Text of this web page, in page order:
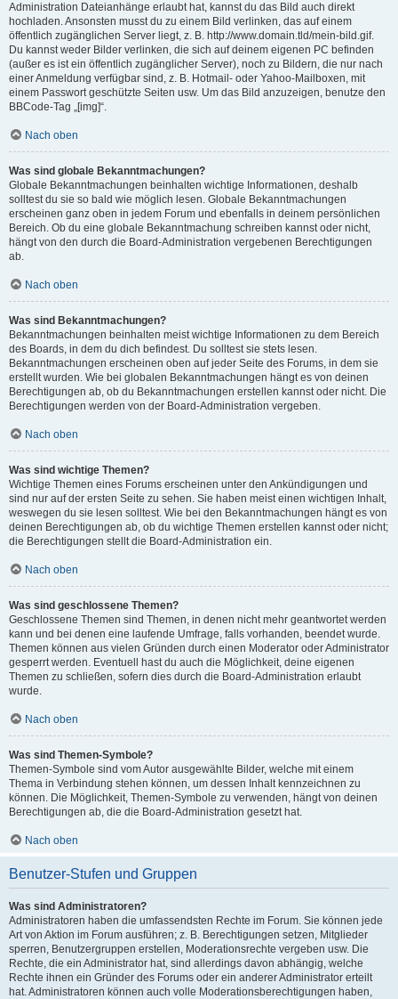
Administration Dateianhänge erlaubt hat, kannst du das Bild auch direkt
hochladen. Ansonsten musst du zu einem Bild verlinken, das auf einem
öffentlich zugänglichen Server liegt, z. B. http://www.domain.tld/mein-bild.gif.
Du kannst weder Bilder verlinken, die sich auf deinem eigenen PC befinden
(außer es ist ein öffentlich zugänglicher Server), noch zu Bildern, die nur nach
einer Anmeldung verfügbar sind, z. B. Hotmail- oder Yahoo-Mailboxen, mit
einem Passwort geschützte Seiten usw. Um das Bild anzuzeigen, benutze den
BBCode-Tag „[img]“.
Nach oben
Was sind globale Bekanntmachungen?
Globale Bekanntmachungen beinhalten wichtige Informationen, deshalb
solltest du sie so bald wie möglich lesen. Globale Bekanntmachungen
erscheinen ganz oben in jedem Forum und ebenfalls in deinem persönlichen
Bereich. Ob du eine globale Bekanntmachung schreiben kannst oder nicht,
hängt von den durch die Board-Administration vergebenen Berechtigungen
ab.
Nach oben
Was sind Bekanntmachungen?
Bekanntmachungen beinhalten meist wichtige Informationen zu dem Bereich
des Boards, in dem du dich befindest. Du solltest sie stets lesen.
Bekanntmachungen erscheinen oben auf jeder Seite des Forums, in dem sie
erstellt wurden. Wie bei globalen Bekanntmachungen hängt es von deinen
Berechtigungen ab, ob du Bekanntmachungen erstellen kannst oder nicht. Die
Berechtigungen werden von der Board-Administration vergeben.
Nach oben
Was sind wichtige Themen?
Wichtige Themen eines Forums erscheinen unter den Ankündigungen und
sind nur auf der ersten Seite zu sehen. Sie haben meist einen wichtigen Inhalt,
weswegen du sie lesen solltest. Wie bei den Bekanntmachungen hängt es von
deinen Berechtigungen ab, ob du wichtige Themen erstellen kannst oder nicht;
die Berechtigungen stellt die Board-Administration ein.
Nach oben
Was sind geschlossene Themen?
Geschlossene Themen sind Themen, in denen nicht mehr geantwortet werden
kann und bei denen eine laufende Umfrage, falls vorhanden, beendet wurde.
Themen können aus vielen Gründen durch einen Moderator oder Administrator
gesperrt werden. Eventuell hast du auch die Möglichkeit, deine eigenen
Themen zu schließen, sofern dies durch die Board-Administration erlaubt
wurde.
Nach oben
Was sind Themen-Symbole?
Themen-Symbole sind vom Autor ausgewählte Bilder, welche mit einem
Thema in Verbindung stehen können, um dessen Inhalt kennzeichnen zu
können. Die Möglichkeit, Themen-Symbole zu verwenden, hängt von deinen
Berechtigungen ab, die die Board-Administration gesetzt hat.
Nach oben
Benutzer-Stufen und Gruppen
Was sind Administratoren?
Administratoren haben die umfassendsten Rechte im Forum. Sie können jede
Art von Aktion im Forum ausführen; z. B. Berechtigungen setzen, Mitglieder
sperren, Benutzergruppen erstellen, Moderationsrechte vergeben usw. Die
Rechte, die ein Administrator hat, sind allerdings davon abhängig, welche
Rechte ihnen ein Gründer des Forums oder ein anderer Administrator erteilt
hat. Administratoren können auch volle Moderationsberechtigungen haben,